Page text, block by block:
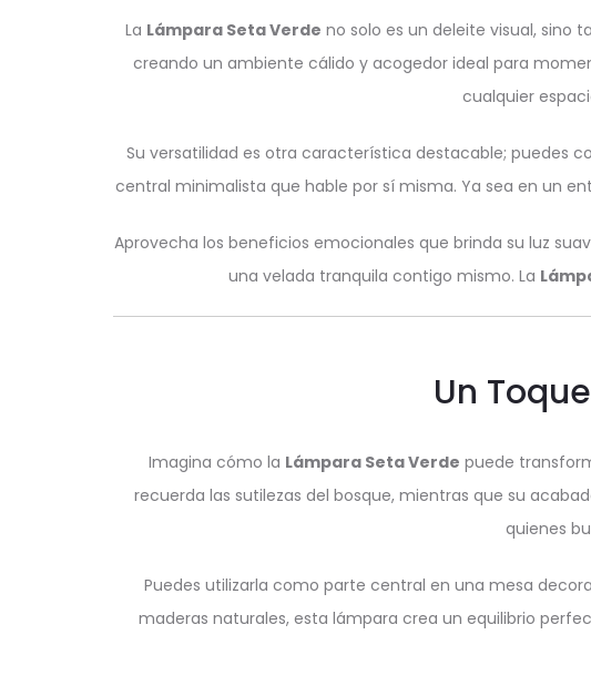
La Lámpara Seta Verde no solo es un deleite visual, sino
creando un ambiente cálido y acogedor ideal para
cualquier
Su versatilidad es otra característica destacable; puedes
central minimalista que hable por sí misma. Ya sea en un
Aprovecha los beneficios emocionales que brinda su luz
una velada tranquila contigo mismo. La
Un
Imagina cómo la Lámpara Seta Verde puede
recuerda las sutilezas del bosque, mientras que su
quienes
Puedes utilizarla como parte central en una mesa
maderas naturales, esta lámpara crea un equilibrio